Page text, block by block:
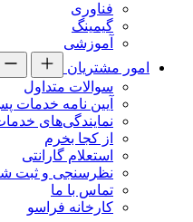
فناوری
گیمینگ
آموزشی
امور مشتریان
سوالات متداول
آیین نامه خدمات
نمایندگی‌های
از کجا بخرم
استعلام گارانتی
نظرسنجی و ثبت
تماس با ما
کارخانه فراسو